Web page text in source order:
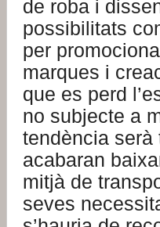
de roba i
possibilitats
per
marques i
que es perd
no subjecte a
tendència
acabaran
mitjà de
seves